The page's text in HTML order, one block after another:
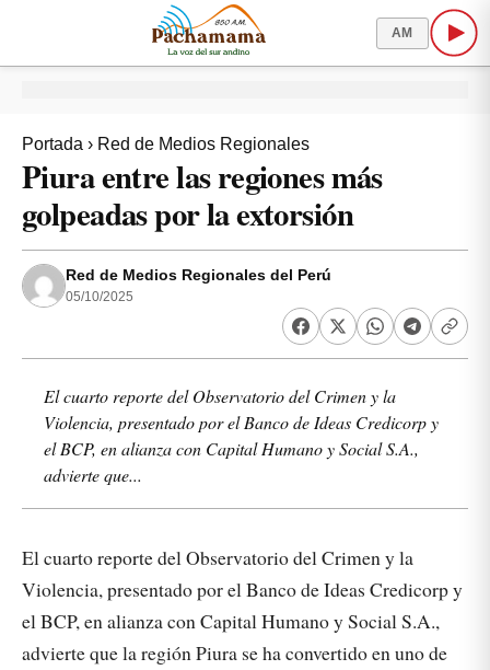
AM
Portada › Red de Medios Regionales
Piura entre las regiones más
golpeadas por la extorsión
Red de Medios Regionales del Perú
05/10/2025
El cuarto reporte del Observatorio del Crimen y la
Violencia, presentado por el Banco de Ideas Credicorp y
el BCP, en alianza con Capital Humano y Social S.A.,
advierte que...
El cuarto reporte del Observatorio del Crimen y la
Violencia, presentado por el Banco de Ideas Credicorp y
el BCP, en alianza con Capital Humano y Social S.A.,
advierte que la región Piura se ha convertido en uno de